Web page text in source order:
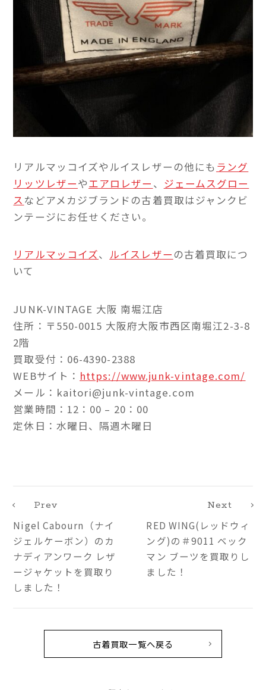
リアルマッコイズやルイスレザーの他にも ラング
リッツレザーやエアロレザー 、 ジェームスグロー
ス などアメカジブランドの古着買取はジャンクビ
ンテージにお任せください。
リアルマッコイズ、 ルイスレザー の古着買取につ
いて
JUNK-VINTAGE 大阪 南堀江店
住所：〒550-0015 大阪府大阪市西区南堀江2-3-8
2階
買取受付：06-4390-2388
WEBサイト： https://www.junk-vintage.com/
メール：kaitori@junk-vintage.com
営業時間：12：00 – 20：00
定休日：水曜日、隔週木曜日
Prev
Nigel Cabourn（ナイ
ジェルケーボン）のカ
ナディアンワーク レザ
ージャケットを買取り
しました！
Next
RED WING(レッドウィ
ング)の＃9011 ベック
マン ブーツを買取りし
ました！
古着買取一覧へ戻る